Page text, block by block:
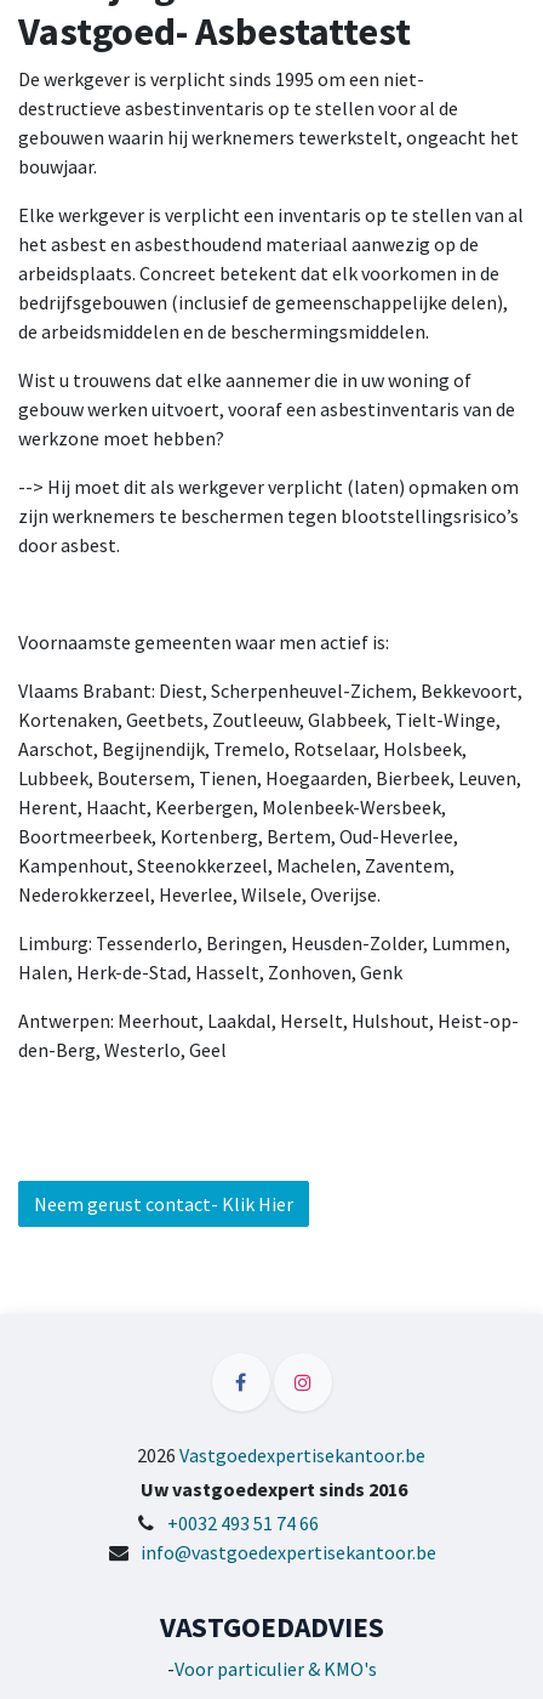
Vastgoed- Asbestattest
De werkgever is verplicht sinds 1995 om een niet-
destructieve asbestinventaris op te stellen voor al de
gebouwen waarin hij werknemers tewerkstelt, ongeacht het
bouwjaar.
Elke werkgever is verplicht een inventaris op te stellen van al
het asbest en asbesthoudend materiaal aanwezig op de
arbeidsplaats. Concreet betekent dat elk voorkomen in de
bedrijfsgebouwen (inclusief de gemeenschappelijke delen),
de arbeidsmiddelen en de beschermingsmiddelen.
Wist u trouwens dat elke aannemer die in uw woning of
gebouw werken uitvoert, vooraf een asbestinventaris van de
werkzone moet hebben?
--> Hij moet dit als werkgever verplicht (laten) opmaken om
zijn werknemers te beschermen tegen blootstellingsrisico’s
door asbest.
Voornaamste gemeenten waar men actief is:
Vlaams Brabant: Diest, Scherpenheuvel-Zichem, Bekkevoort,
Kortenaken, Geetbets, Zoutleeuw, Glabbeek, Tielt-Winge,
Aarschot, Begijnendijk, Tremelo, Rotselaar, Holsbeek,
Lubbeek, Boutersem, Tienen, Hoegaarden, Bierbeek, Leuven,
Herent, Haacht, Keerbergen, Molenbeek-Wersbeek,
Boortmeerbeek, Kortenberg, Bertem, Oud-Heverlee,
Kampenhout, Steenokkerzeel, Machelen, Zaventem,
Nederokkerzeel, Heverlee, Wilsele, Overijse.
Limburg: Tessenderlo, Beringen, Heusden-Zolder, Lummen,
Halen, Herk-de-Stad, Hasselt, Zonhoven, Genk
Antwerpen: Meerhout, Laakdal, Herselt, Hulshout, Heist-op-
den-Berg, Westerlo, Geel
Neem gerust contact- Klik Hier
2026 Vastgoedexpertisekantoor.be
Uw vastgoedexpert sinds 2016
+0032 493 51 74 66
info@vastgoedexpertisekantoor.be
VASTGOEDADVIES
-Voor particulier & KMO's